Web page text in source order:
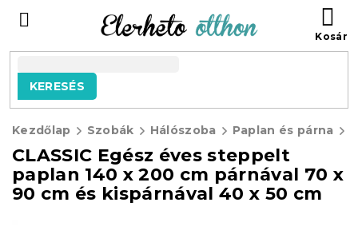
tartalomhoz
KERESÉS
Kezdőlap Szobák Hálószoba Paplan és párna
CLASSIC Egész éves steppelt
paplan 140 x 200 cm párnával 70 x
90 cm és kispárnával 40 x 50 cm